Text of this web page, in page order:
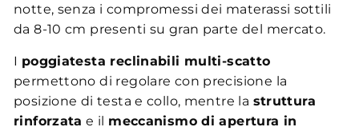
notte, senza i compromessi dei materassi sottili
da 8-10 cm presenti su gran parte del mercato.
I poggiatesta reclinabili multi-scatto
permettono di regolare con precisione la
posizione di testa e collo, mentre la struttura
rinforzata e il meccanismo di apertura in